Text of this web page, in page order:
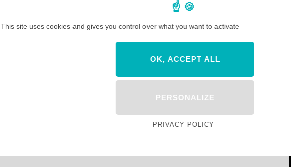
This site uses cookies and gives you control over what you want to activate
OK, ACCEPT ALL
PERSONALIZE
PRIVACY POLICY